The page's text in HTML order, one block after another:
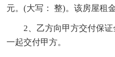
元。(大写： 整)。该房屋租
2、乙方向甲方交付保
一起交付甲方。